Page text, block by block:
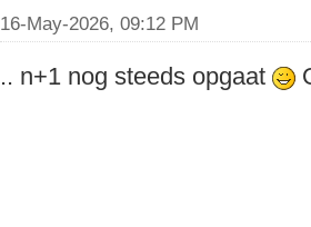
16-May-2026, 09:12 PM
.. n+1 nog steeds opgaat